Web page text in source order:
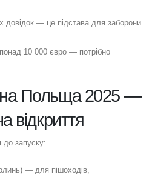
довідок — це підстава для заборони
10 000 євро — потрібно
Польща 2025 —
відкриття
до запуску:
— для пішоходів,